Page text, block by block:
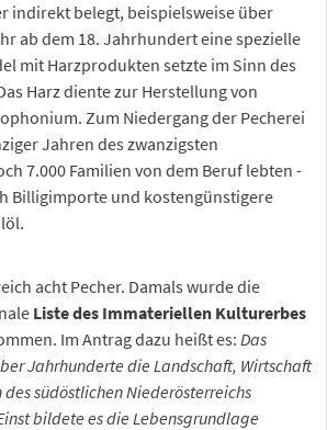
indirekt belegt, beispielsweise über
ab dem 18. Jahrhundert eine spezielle
mit Harzprodukten setzte im Sinn des
Harz diente zur Herstellung von
Zum Niedergang der Pecherei
Jahren des zwanzigsten
7.000 Familien von dem Beruf lebten -
Billigimporte und kostengünstigere
acht Pecher. Damals wurde die
Liste des Immateriellen Kulturerbes
Im Antrag dazu heißt es: Das
Jahrhunderte die Landschaft, Wirtschaft
südöstlichen Niederösterreichs
bildete es die Lebensgrundlage